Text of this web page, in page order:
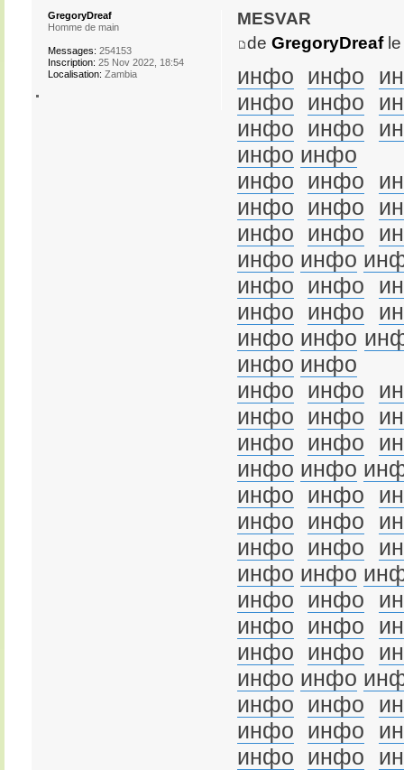
mesvar
de GregoryDreafle
инфо инфо
инфо
инфо
инфо
инфо
инфо инфо
инфо
инфо
инфо
инфо
инфо
инфо
инфо инфо
инфо
инфо
инфо
инфо
инфо инфо
инфо инфо
инфо
инфо
инфо
инфо
инфо
инфо
инфо инфо
инфо
инфо
инфо
инфо
инфо
инфо
инфо инфо
инфо
инфо
инфо
инфо
инфо
инфо
инфо инфо
инфо
инфо
инфо
инфо
инфо
инфо
GregoryDreaf
Homme de main
Messages: 254153
Inscription: 25 Nov 2022, 18:54
Localisation: Zambia